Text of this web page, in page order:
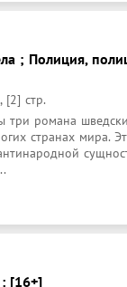
; Полиция,
[2] стр.
три романа
странах мира.
[16+]